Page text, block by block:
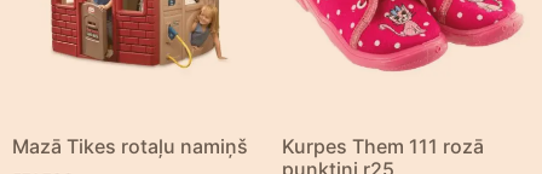
Mazā Tikes rotaļu namiņš
Kurpes Them 111 rozā